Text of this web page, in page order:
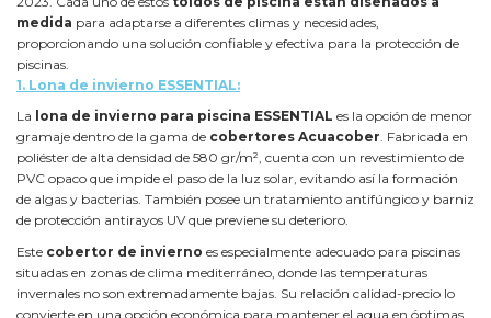
medida para adaptarse a diferentes climas y necesidades,
proporcionando una solución confiable y efectiva para la protección de
piscinas.
1. Lona de invierno ESSENTIAL:
La lona de invierno para piscina ESSENTIAL es la opción de menor
gramaje dentro de la gama de cobertores Acuacober. Fabricada en
poliéster de alta densidad de 580 gr/m², cuenta con un revestimiento de
PVC opaco que impide el paso de la luz solar, evitando así la formación
de algas y bacterias. También posee un tratamiento antifúngico y barniz
de protección antirayos UV que previene su deterioro.
Este cobertor de invierno es especialmente adecuado para piscinas
situadas en zonas de clima mediterráneo, donde las temperaturas
invernales no son extremadamente bajas. Su relación calidad-precio lo
convierte en una opción económica para mantener el agua en óptimas